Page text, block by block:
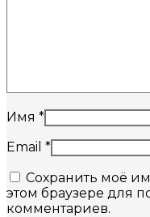
Имя *
Email *
Сохранить моё
этом браузере для
комментариев.